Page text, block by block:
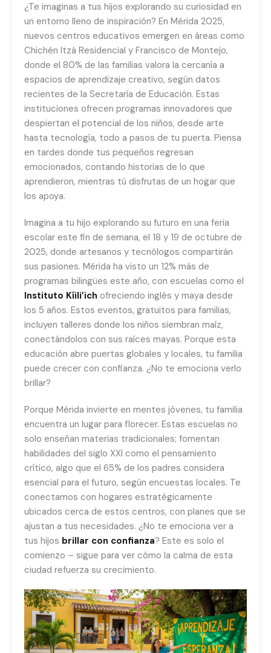
¿Te imaginas a tus hijos explorando su curiosidad en
un entorno lleno de inspiración? En Mérida 2025,
nuevos centros educativos emergen en áreas como
Chichén Itzá Residencial y Francisco de Montejo,
donde el 80% de las familias valora la cercanía a
espacios de aprendizaje creativo, según datos
recientes de la Secretaría de Educación. Estas
instituciones ofrecen programas innovadores que
despiertan el potencial de los niños, desde arte
hasta tecnología, todo a pasos de tu puerta. Piensa
en tardes donde tus pequeños regresan
emocionados, contando historias de lo que
aprendieron, mientras tú disfrutas de un hogar que
los apoya.
Imagina a tu hijo explorando su futuro en una feria
escolar este fin de semana, el 18 y 19 de octubre de
2025, donde artesanos y tecnólogos compartirán
sus pasiones. Mérida ha visto un 12% más de
programas bilingües este año, con escuelas como el
Instituto Kíili’ich ofreciendo inglés y maya desde
los 5 años. Estos eventos, gratuitos para familias,
incluyen talleres donde los niños siembran maíz,
conectándolos con sus raíces mayas. Porque esta
educación abre puertas globales y locales, tu familia
puede crecer con confianza. ¿No te emociona verlo
brillar?
Porque Mérida invierte en mentes jóvenes, tu familia
encuentra un lugar para florecer. Estas escuelas no
solo enseñan materias tradicionales; fomentan
habilidades del siglo XXI como el pensamiento
crítico, algo que el 65% de los padres considera
esencial para el futuro, según encuestas locales. Te
conectamos con hogares estratégicamente
ubicados cerca de estos centros, con planes que se
ajustan a tus necesidades. ¿No te emociona ver a
tus hijos brillar con confianza? Este es solo el
comienzo – sigue para ver cómo la calma de esta
ciudad refuerza su crecimiento.